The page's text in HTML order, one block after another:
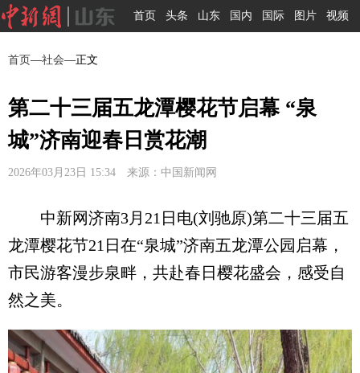
首页 头条 山东 国内 国际 图片 视频
首页—社会—正文
第二十三届五龙潭樱花节启幕 “泉
城”济南迎春日赏花潮
2026年03月23日 15:34 来源：中国新闻网
中新网济南3月21日电(刘驰原)第二十三届五
龙潭樱花节21日在“泉城”济南五龙潭公园启幕，
市民游客漫步泉畔，共赴春日樱花盛会，感受自
然之美。